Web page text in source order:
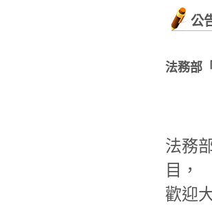
公
法務部
法務
目，
歡迎